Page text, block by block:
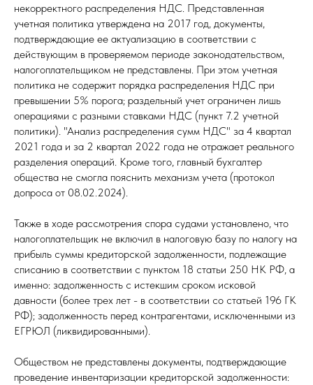
некорректного распределения НДС. Представленная
учетная политика утверждена на 2017 год, документы,
подтверждающие ее актуализацию в соответствии с
действующим в проверяемом периоде законодательством,
налогоплательщиком не представлены. При этом учетная
политика не содержит порядка распределения НДС при
превышении 5% порога; раздельный учет ограничен лишь
операциями с разными ставками НДС (пункт 7.2 учетной
политики). "Анализ распределения сумм НДС" за 4 квартал
2021 года и за 2 квартал 2022 года не отражает реального
разделения операций. Кроме того, главный бухгалтер
общества не смогла пояснить механизм учета (протокол
допроса от 08.02.2024).
Также в ходе рассмотрения спора судами установлено, что
налогоплательщик не включил в налоговую базу по налогу на
прибыль суммы кредиторской задолженности, подлежащие
списанию в соответствии с пунктом 18 статьи 250 НК РФ, а
именно: задолженность с истекшим сроком исковой
давности (более трех лет - в соответствии со статьей 196 ГК
РФ); задолженность перед контрагентами, исключенными из
ЕГРЮЛ (ликвидированными).
Обществом не представлены документы, подтверждающие
проведение инвентаризации кредиторской задолженности: